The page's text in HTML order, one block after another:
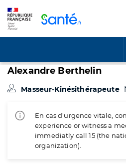
Alexandre Berthelin
Masseur-Kinésithérapeute
En cas d'urgence vitale,
experience or witness a
immediatly call 15 (the
organization).